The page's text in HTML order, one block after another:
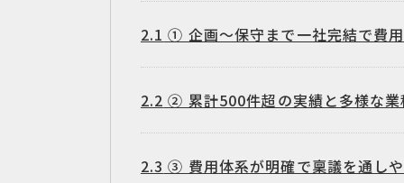
2.1 ① 企画〜保守まで一社完結で費
2.2 ② 累計500件超の実績と多様な業
2.3 ③ 費用体系が明確で稟議を通し